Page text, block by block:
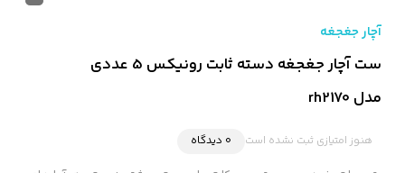
آچار جغجغه
ست آچار جغجغه دسته ثابت رونیکس 5 عددی
مدل rh2170
هنوز امتیازی ثبت نشده است 0 دیدگاه